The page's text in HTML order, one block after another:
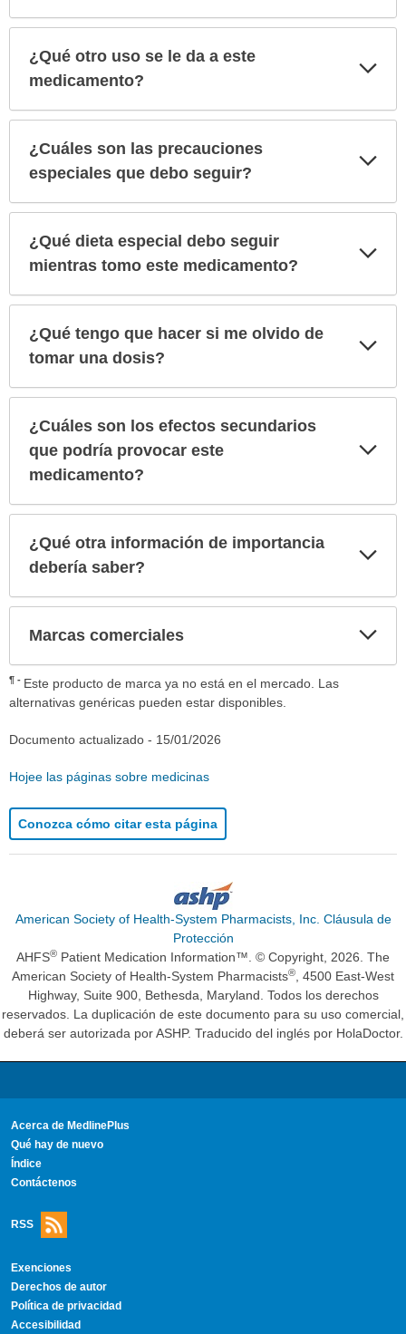
¿Qué otro uso se le da a este
medicamento?
¿Cuáles son las precauciones
especiales que debo seguir?
¿Qué dieta especial debo seguir
mientras tomo este medicamento?
¿Qué tengo que hacer si me olvido de
tomar una dosis?
¿Cuáles son los efectos secundarios
que podría provocar este
medicamento?
¿Qué otra información de importancia
debería saber?
Marcas comerciales
¶
Este producto de marca ya no está en el mercado. Las
alternativas genéricas pueden estar disponibles.
Documento actualizado - 15/01/2026
Hojee las páginas sobre medicinas
Conozca cómo citar esta página
American Society of Health-System Pharmacists, Inc. Cláusula de
Protección
AHFS® Patient Medication Information™. © Copyright, 2026. The
American Society of Health-System Pharmacists®, 4500 East-West
Highway, Suite 900, Bethesda, Maryland. Todos los derechos
reservados. La duplicación de este documento para su uso comercial,
deberá ser autorizada por ASHP. Traducido del inglés por HolaDoctor.
Acerca de MedlinePlus
Qué hay de nuevo
Índice
Contáctenos
RSS
Exenciones
Derechos de autor
Política de privacidad
Accesibilidad